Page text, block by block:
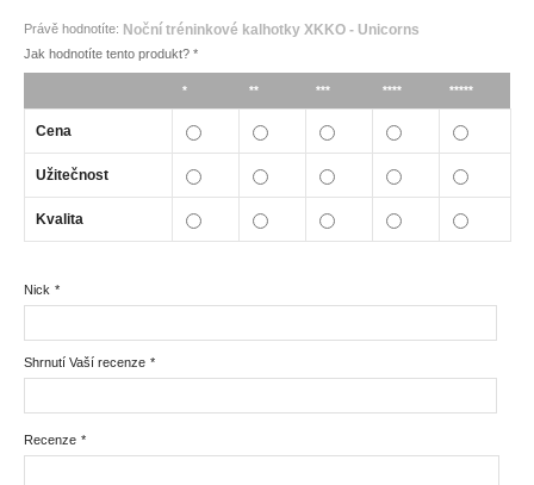
Právě hodnotíte: Noční tréninkové kalhotky XKKO - Unicorns
Jak hodnotíte tento produkt? *
* ** *** **** *****
Cena
Užitečnost
Kvalita
*
Nick
*
Shrnutí Vaší recenze
*
Recenze